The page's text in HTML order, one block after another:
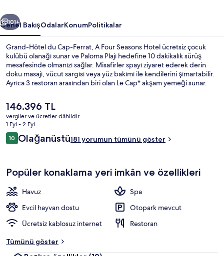
Hotel
için
fotoğraf
galerisi
Sonraki
101+
Genel BakışOdalarKonumPolitikalar
Grand-Hôtel du Cap-Ferrat, A Four Seasons Hotel ücretsiz çocuk
kulübü olanağı sunar ve Paloma Plajı hedefine 10 dakikalık sürüş
mesafesinde olmanızı sağlar. Misafirler spayı ziyaret ederek derin
doku masajı, vücut sargısı veya yüz bakımı ile kendilerini şımartabilir.
Ayrıca 3 restoran arasından biri olan Le Cap* akşam yemeği sunar.
dâhilindeki diğer öne çıkan özellikler arasındadır.
Şu
anki
fiyat
146.396 TL
146.396 TL
vergiler ve ücretler dâhildir
1 Eyl - 2 Eyl
Yorumlar
1010/10
Olağanüstü181 yorumun tümünü göster
Popüler konaklama yeri imkân ve özellikleri
Havuz
Spa
Evcil hayvan dostu
Otopark mevcut
Ücretsiz kablosuz internet
Restoran
Tümünü göster